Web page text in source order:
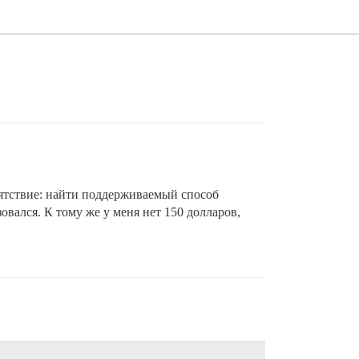
найти поддерживаемый способ
К тому же у меня нет 150 долларов,